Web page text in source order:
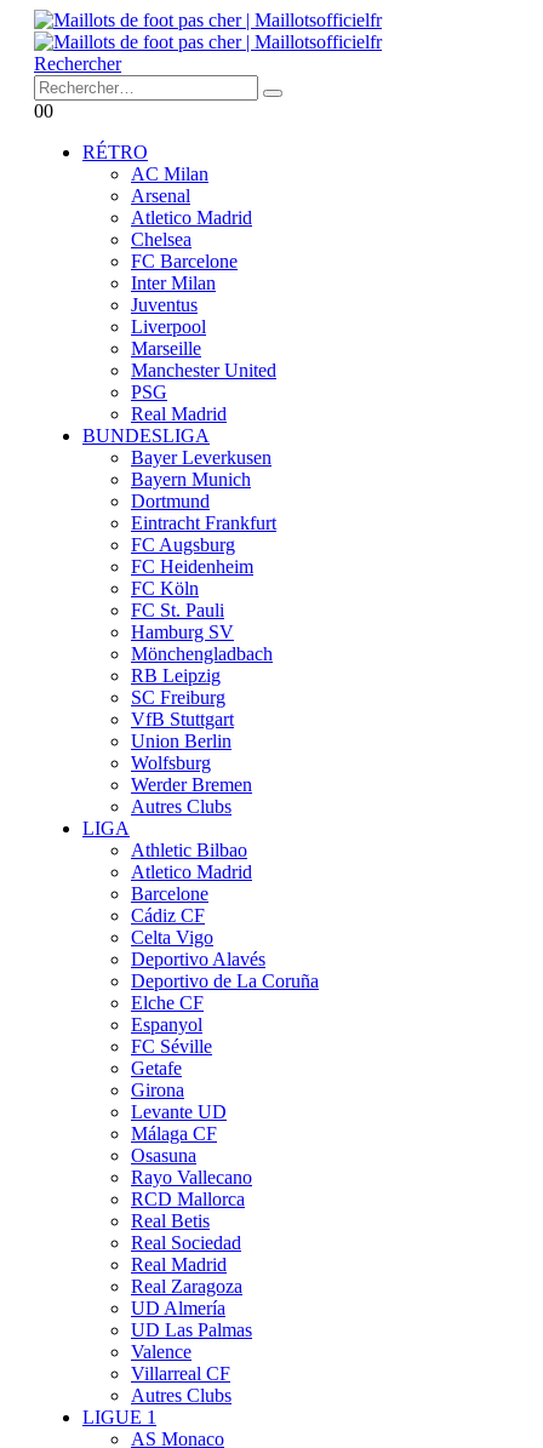
Rechercher
00
RÉTRO
AC Milan
Arsenal
Atletico Madrid
Chelsea
FC Barcelone
Inter Milan
Juventus
Liverpool
Marseille
Manchester United
PSG
Real Madrid
BUNDESLIGA
Bayer Leverkusen
Bayern Munich
Dortmund
Eintracht Frankfurt
FC Augsburg
FC Heidenheim
FC Köln
FC St. Pauli
Hamburg SV
Mönchengladbach
RB Leipzig
SC Freiburg
VfB Stuttgart
Union Berlin
Wolfsburg
Werder Bremen
Autres Clubs
LIGA
Athletic Bilbao
Atletico Madrid
Barcelone
Cádiz CF
Celta Vigo
Deportivo Alavés
Deportivo de La Coruña
Elche CF
Espanyol
FC Séville
Getafe
Girona
Levante UD
Málaga CF
Osasuna
Rayo Vallecano
RCD Mallorca
Real Betis
Real Sociedad
Real Madrid
Real Zaragoza
UD Almería
UD Las Palmas
Valence
Villarreal CF
Autres Clubs
LIGUE 1
AS Monaco